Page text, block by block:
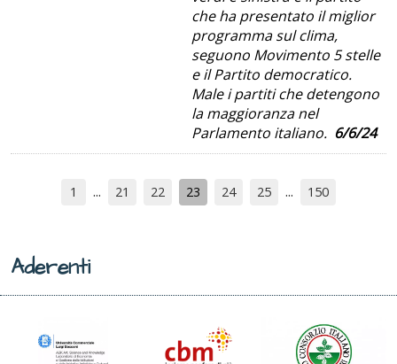
che ha presentato il miglior
programma sul clima,
seguono Movimento 5 stelle
e il Partito democratico.
Male i partiti che detengono
la maggioranza nel
Parlamento italiano. 6/6/24
1 21 22 23 24 25 150
Aderenti